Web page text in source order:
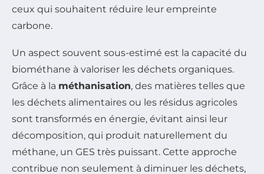
ceux qui souhaitent réduire leur empreinte
carbone.
Un aspect souvent sous-estimé est la capacité du
biométhane à valoriser les déchets organiques.
Grâce à la méthanisation, des matières telles que
les déchets alimentaires ou les résidus agricoles
sont transformés en énergie, évitant ainsi leur
décomposition, qui produit naturellement du
méthane, un GES très puissant. Cette approche
contribue non seulement à diminuer les déchets,